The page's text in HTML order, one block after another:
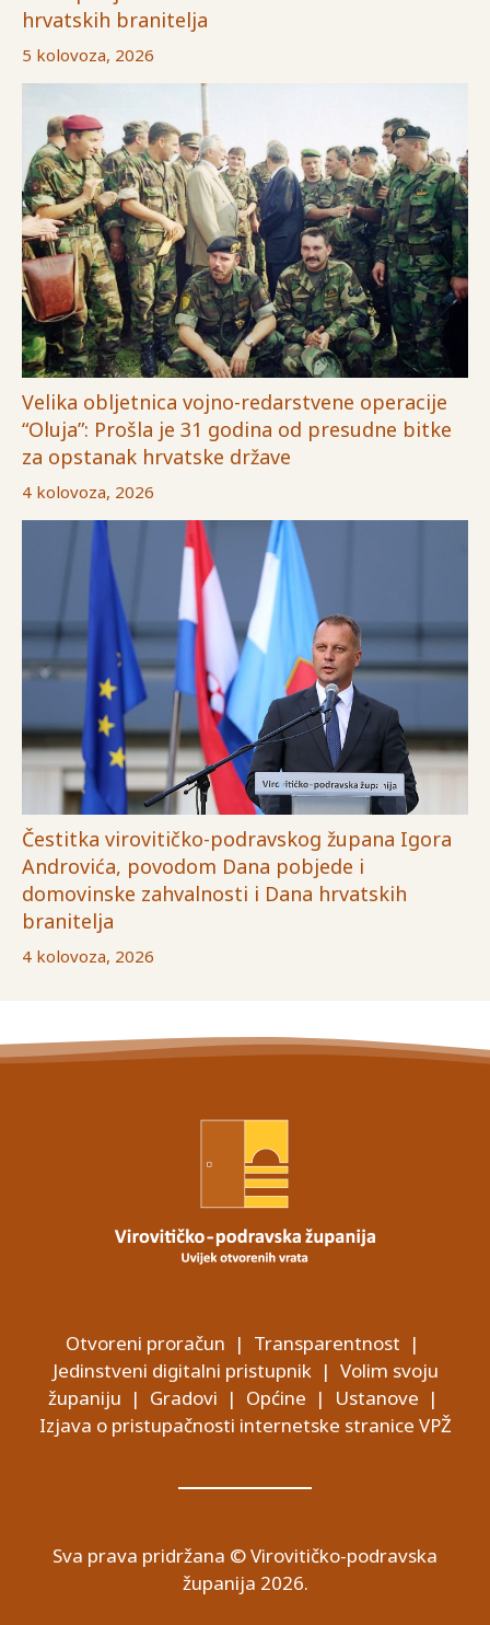
hrvatskih branitelja
5 kolovoza, 2026
Velika obljetnica vojno-redarstvene operacije
“Oluja”: Prošla je 31 godina od presudne bitke
za opstanak hrvatske države
4 kolovoza, 2026
Čestitka virovitičko-podravskog župana Igora
Androvića, povodom Dana pobjede i
domovinske zahvalnosti i Dana hrvatskih
branitelja
4 kolovoza, 2026
Otvoreni proračun | Transparentnost |
Jedinstveni digitalni pristupnik| Volim svoju
županiju | Gradovi | Općine | Ustanove |
Izjava o pristupačnosti internetske stranice VPŽ
Sva prava pridržana © Virovitičko-podravska
županija 2026.